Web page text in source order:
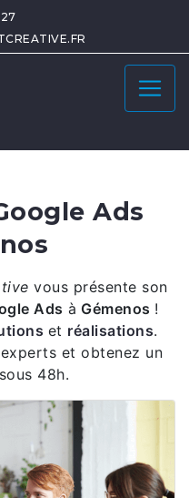
Ads
vous présente son
Ads à Gémenos !
et réalisations.
et obtenez un
sous 48h.